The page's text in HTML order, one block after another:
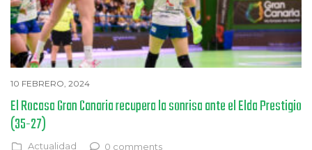
10 FEBRERO, 2024
El Rocasa Gran Canaria recupera la sonrisa ante el Elda Prestigio
(35-27)
Actualidad 0 comments